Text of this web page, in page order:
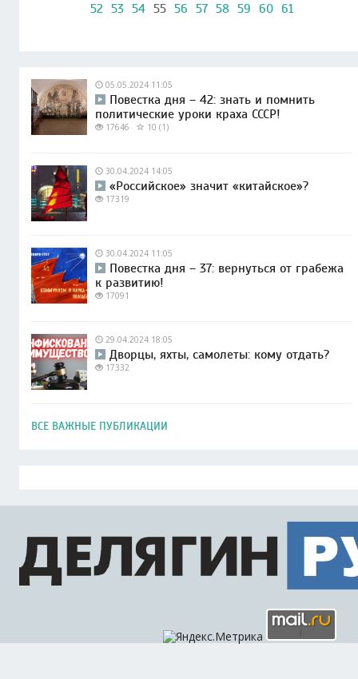
52 53 54 55 56 57 58 59 60 61
05.05.2024 11:05
Повестка дня – 42: знать и помнить
политические уроки краха СССР!
17646 10 (1)
30.04.2024 14:05
«Российское» значит «китайское»?
17319
30.04.2024 11:05
Повестка дня – 37: вернуться от грабежа
к развитию!
17091
29.04.2024 18:05
Дворцы, яхты, самолеты: кому отдать?
17332
ВСЕ ВАЖНЫЕ ПУБЛИКАЦИИ